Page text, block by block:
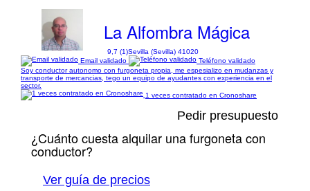
La Alfombra Mágica
9,7 (1)Sevilla (Sevilla) 41020
Email validado
Teléfono validado
Soy conductor autonomo con furgoneta propia, me espesializo en mudanzas y
transporte de mercancias, tego un equipo de ayudantes con experiencia en el
sector.
1 veces contratado en Cronoshare
Pedir presupuesto
¿Cuánto cuesta alquilar una furgoneta con
conductor?
Ver guía de precios